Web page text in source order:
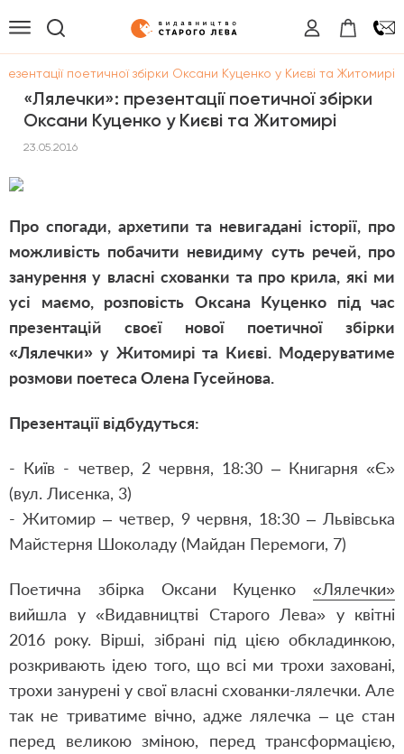
поетичної збірки Оксани Куценко у Києві та Житомирі
«Лялечки»: презентації поетичної збірки
Оксани Куценко у Києві та Житомирі
23.05.2016
Про спогади, архетипи та невигадані історії, про
можливість побачити невидиму суть речей, про
занурення у власні схованки та про крила, які ми
усі маємо, розповість Оксана Куценко під час
презентацій своєї нової поетичної збірки
«Лялечки» у Житомирі та Києві. Модеруватиме
розмови поетеса Олена Гусейнова.
Презентації відбудуться:
- Київ - четвер, 2 червня, 18:30 – Книгарня «Є»
(вул. Лисенка, 3)
- Житомир – четвер, 9 червня, 18:30 – Львівська
Майстерня Шоколаду (Майдан Перемоги, 7)
Поетична збірка Оксани Куценко «Лялечки»
вийшла у «Видавництві Старого Лева» у квітні
2016 року. Вірші, зібрані під цією обкладинкою,
розкривають ідею того, що всі ми трохи заховані,
трохи занурені у свої власні схованки-лялечки. Але
так не триватиме вічно, адже лялечка – це стан
перед великою зміною, перед трансформацією,